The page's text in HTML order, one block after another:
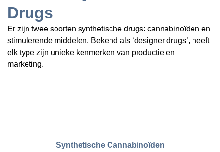
Drugs
Er zijn twee soorten synthetische drugs: cannabinoïden en
stimulerende middelen. Bekend als ‘designer drugs’, heeft
elk type zijn unieke kenmerken van productie en
marketing.
Synthetische Cannabinoïden